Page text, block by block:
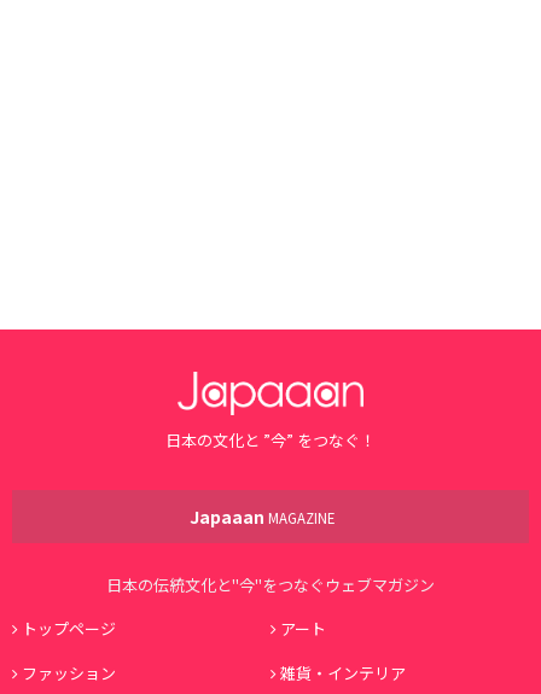
日本の文化と ”今” をつなぐ！
Japaaan MAGAZINE
日本の伝統文化と"今"をつなぐウェブマガジン
トップページ
アート
ファッション
雑貨・インテリア